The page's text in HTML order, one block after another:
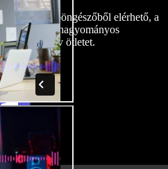
ami a böngészőből elérhető, a
a hagyományos
kreatív ötletet.